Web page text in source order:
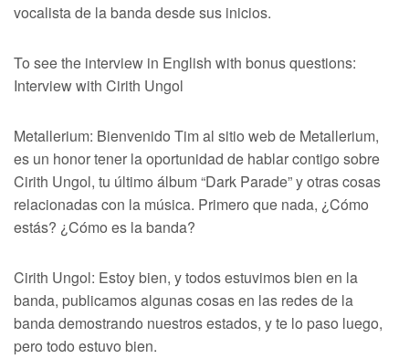
vocalista de la banda desde sus inicios.
To see the interview in English with bonus questions:
Interview with Cirith Ungol
Metallerium: Bienvenido Tim al sitio web de Metallerium,
es un honor tener la oportunidad de hablar contigo sobre
Cirith Ungol, tu último álbum “Dark Parade” y otras cosas
relacionadas con la música. Primero que nada, ¿Cómo
estás? ¿Cómo es la banda?
Cirith Ungol: Estoy bien, y todos estuvimos bien en la
banda, publicamos algunas cosas en las redes de la
banda demostrando nuestros estados, y te lo paso luego,
pero todo estuvo bien.